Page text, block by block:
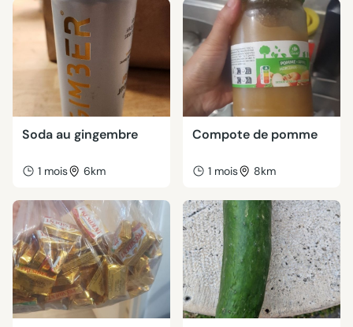
Soda au gingembre
1 mois 6km
Compote de pomme
1 mois 8km